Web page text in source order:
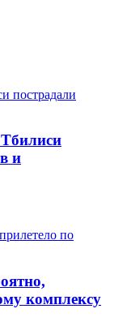
Тбилиси
и
комплексу